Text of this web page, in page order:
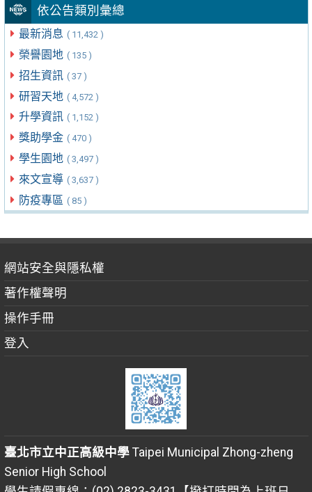
依公告類別彙總
最新消息 ( 11,432 )
榮譽園地 ( 135 )
招生資訊 ( 37 )
研習天地 ( 4,572 )
升學資訊 ( 1,152 )
獎助學金 ( 470 )
學生園地 ( 3,497 )
來文宣導 ( 3,637 )
防疫專區 ( 85 )
網站安全與隱私權
著作權聲明
操作手冊
登入
臺北市立中正高級中學Taipei Municipal Zhong-zheng
Senior High School